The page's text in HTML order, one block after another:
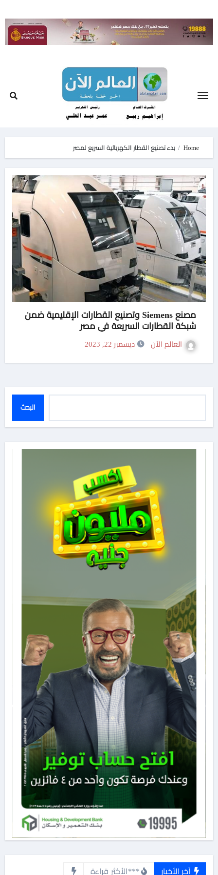
to
content
Home بدء تصنيع القطار الكهربائية السريع لمصر
مصنع Siemens وتصنيع القطارات الإقليمية ضمن
شبكة القطارات السريعة في مصر
العالم الآن ديسمبر 22, 2023
البحث
آخر الأخبار ***الأكثر قراءة